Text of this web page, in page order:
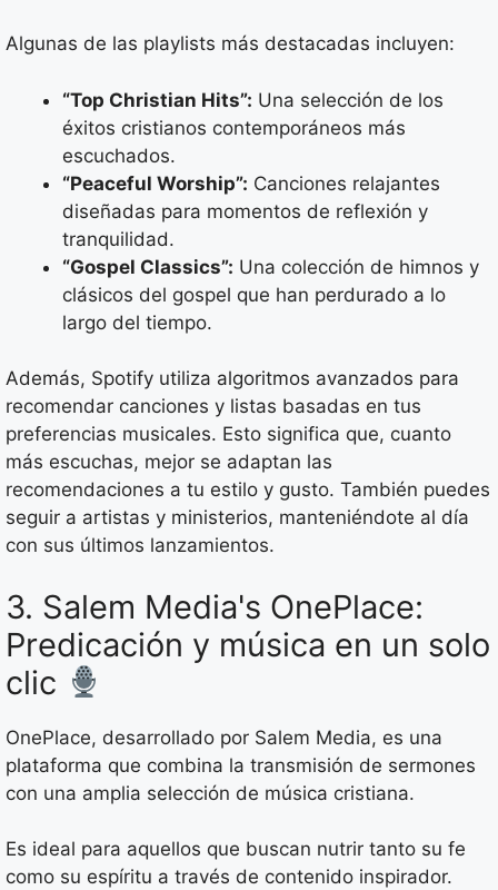
Algunas de las playlists más destacadas incluyen:
“Top Christian Hits”: Una selección de los
éxitos cristianos contemporáneos más
escuchados.
“Peaceful Worship”: Canciones relajantes
diseñadas para momentos de reflexión y
tranquilidad.
“Gospel Classics”: Una colección de himnos y
clásicos del gospel que han perdurado a lo
largo del tiempo.
Además, Spotify utiliza algoritmos avanzados para
recomendar canciones y listas basadas en tus
preferencias musicales. Esto significa que, cuanto
más escuchas, mejor se adaptan las
recomendaciones a tu estilo y gusto. También puedes
seguir a artistas y ministerios, manteniéndote al día
con sus últimos lanzamientos.
3. Salem Media's OnePlace:
Predicación y música en un solo
clic
OnePlace, desarrollado por Salem Media, es una
plataforma que combina la transmisión de sermones
con una amplia selección de música cristiana.
Es ideal para aquellos que buscan nutrir tanto su fe
como su espíritu a través de contenido inspirador.